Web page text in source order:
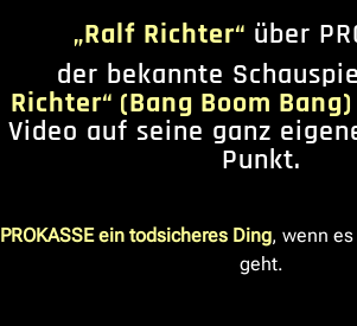
„Ralf Richter“ über
der bekannte
Richter“ (Bang Boom Bang)
Video auf seine ganz
Punkt.
PROKASSE ein todsicheres Ding, wenn
geht.